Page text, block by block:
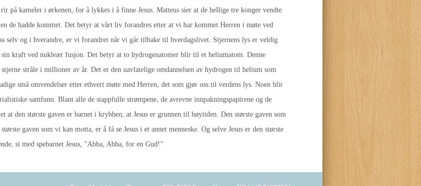
på kameler i ørkenen, for å lykkes i å finne Jesus. Matteus sier at de hellige tre konger vendte
de hadde kommet. Det betyr at vårt liv forandres etter at vi har kommet Herren i møte ved
selv og i hverandre, er vi forandret når vi går tilbake til hverdagslivet. Stjernens lys er veldig
kraft ved nukleær fusjon. Det betyr at to hydrogenatomer blir til et heliumatom. Denne
stråle i millioner av år. Det er den uavlatelige omdannelsen av hydrogen til helium som
små omvendelser etter ethvert møte med Herren, det som gjør oss til verdens lys. Noen blir
samfunn. Blant alle de stappfulle strømpene, de avrevne innpakningspapirene og de
at den største gaven er barnet i krybben, at Jesus er grunnen til høytiden. Den største gaven som
gaven som vi kan motta, er å få se Jesus i et annet menneske. Og selve Jesus er den største
si med spebarnet Jesus, "Abba, Abba, for en Gud!"